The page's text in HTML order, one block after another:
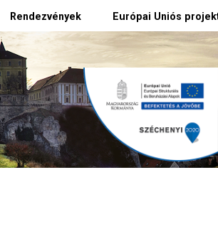
Rendezvények Európai Uniós